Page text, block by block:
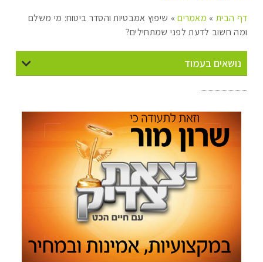
דף הבית» מאמרים» שיפוץ אמבטיות והסדר ביטוח: מי משלם
ומה חשוב לדעת לפני שמתחילים?
נושאים בעמוד